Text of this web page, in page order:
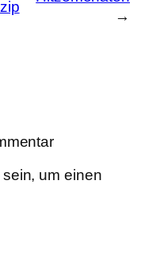
→
um einen